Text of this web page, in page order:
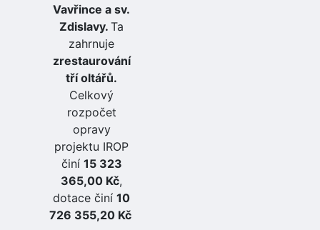
Vavřince a sv.
Zdislavy. Ta
zahrnuje
zrestaurování
tří oltářů.
Celkový
rozpočet
opravy
projektu IROP
činí 15 323
365,00 Kč,
dotace činí 10
726 355,20 Kč